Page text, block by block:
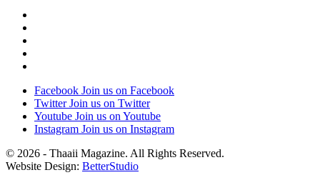
Facebook Join us on Facebook
Twitter Join us on Twitter
Youtube Join us on Youtube
Instagram Join us on Instagram
© 2026 - Thaaii Magazine. All Rights Reserved.
Website Design: BetterStudio